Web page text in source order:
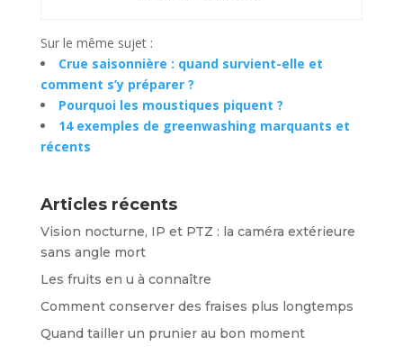
Sur le même sujet :
Crue saisonnière : quand survient-elle et
comment s’y préparer ?
Pourquoi les moustiques piquent ?
14 exemples de greenwashing marquants et
récents
Articles récents
Vision nocturne, IP et PTZ : la caméra extérieure
sans angle mort
Les fruits en u à connaître
Comment conserver des fraises plus longtemps
Quand tailler un prunier au bon moment